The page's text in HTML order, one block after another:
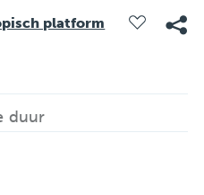
platform
duur